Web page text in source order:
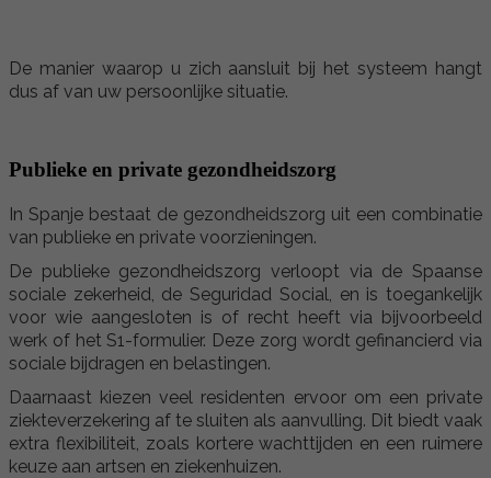
De manier waarop u zich aansluit bij het systeem hangt
dus af van uw persoonlijke situatie.
Publieke en private gezondheidszorg
In Spanje bestaat de gezondheidszorg uit een combinatie
van publieke en private voorzieningen.
De publieke gezondheidszorg verloopt via de Spaanse
sociale zekerheid, de Seguridad Social, en is toegankelijk
voor wie aangesloten is of recht heeft via bijvoorbeeld
werk of het S1-formulier. Deze zorg wordt gefinancierd via
sociale bijdragen en belastingen.
Daarnaast kiezen veel residenten ervoor om een private
ziekteverzekering af te sluiten als aanvulling. Dit biedt vaak
extra flexibiliteit, zoals kortere wachttijden en een ruimere
keuze aan artsen en ziekenhuizen.